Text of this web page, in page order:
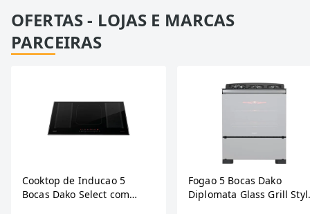
OFERTAS - LOJAS E MARCAS
PARCEIRAS
Cooktop de Inducao 5
Bocas Dako Select com
Fogao 5 Bocas Dako
Diplomata Glass Grill